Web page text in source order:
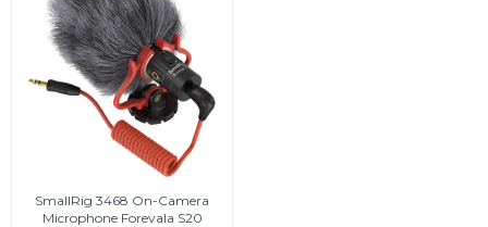
SmallRig 3468 On-Camera
Microphone Forevala S20